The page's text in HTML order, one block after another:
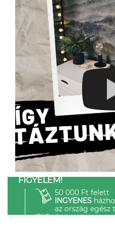
FIGYELEM!
50 000 Ft felett
INGYENES
az ország egész
GLS-el.